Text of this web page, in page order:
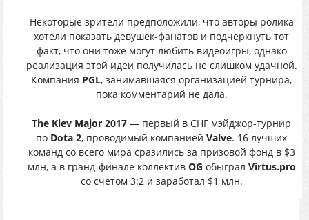
Некоторые зрители предположили, что авторы ролика
хотели показать девушек-фанатов и подчеркнуть тот
факт, что они тоже могут любить видеоигры, однако
реализация этой идеи получилась не слишком удачной.
Компания PGL, занимавшаяся организацией турнира,
пока комментарий не дала.
The Kiev Major 2017 — первый в СНГ мэйджор-турнир
по Dota 2, проводимый компанией Valve. 16 лучших
команд со всего мира сразились за призовой фонд в $3
млн, а в гранд-финале коллектив OG обыграл Virtus.pro
со счетом 3:2 и заработал $1 млн.